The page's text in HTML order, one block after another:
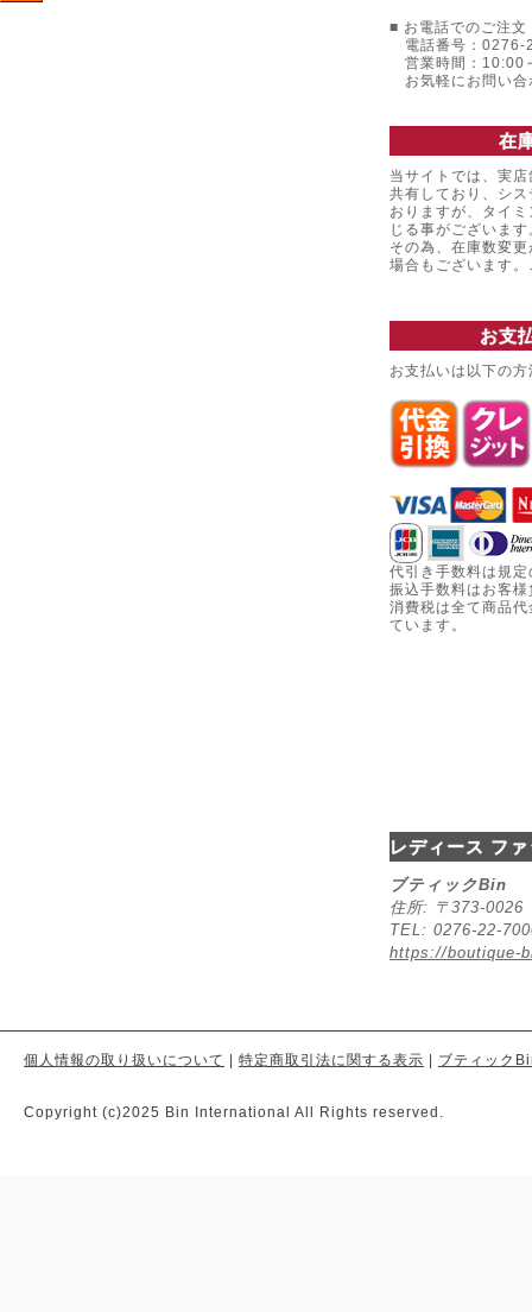
■ お電話でのご注文
電話番号：0276-
営業時間：10:00
お気軽にお問い合
在
当サイトでは、実
共有しており、シ
おりますが、タイ
じる事がございます
その為、在庫数変
場合もございます
お支
お支払いは以下の
代引き手数料は規
振込手数料はお客
消費税は全て商品
ています。
レディース フ
ブティックBin
住所: 〒373-
TEL: 0276-22-
https://boutique-
個人情報の取り扱いについて 特定商取引法に関する表示 ブティック
Copyright (c)2025 Bin International All Rights reserved.